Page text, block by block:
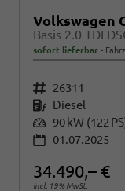
Volkswagen
Basis 2.0 TDI
sofort lieferbar
Fahrzeugnr. 26311
Kraftstoff Diesel
Leistung 90 kW (122
01.07.2025
34.490,– €
incl. 19% MwSt.